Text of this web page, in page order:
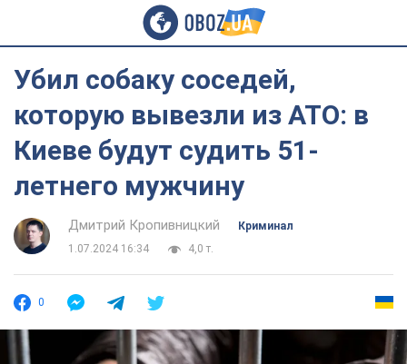
Убил собаку соседей,
которую вывезли из АТО: в
Киеве будут судить 51-
летнего мужчину
Дмитрий Кропивницкий
Криминал
1.07.2024 16:34
4,0 т.
0